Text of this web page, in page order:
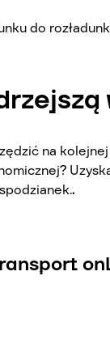
do
na
.